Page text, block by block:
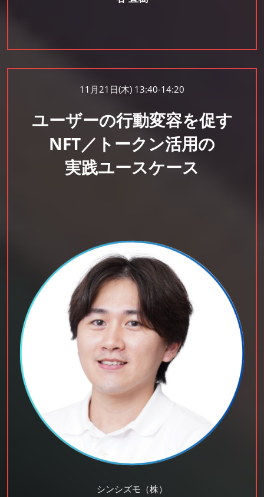
11月21日(木) 13:40-14:20
ユーザーの行動変容を促す
NFT／トークン活用の
実践ユースケース
シンシズモ（株）